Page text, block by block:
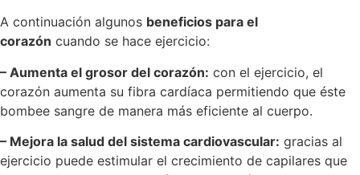
A continuación algunos beneficios para el
corazón cuando se hace ejercicio:
– Aumenta el grosor del corazón: con el ejercicio, el
corazón aumenta su fibra cardíaca permitiendo que éste
bombee sangre de manera más eficiente al cuerpo.
– Mejora la salud del sistema cardiovascular: gracias al
ejercicio puede estimular el crecimiento de capilares que